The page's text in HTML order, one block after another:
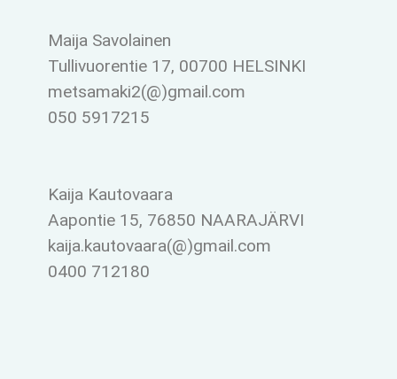
Maija Savolainen
Tullivuorentie 17, 00700 HELSINKI
metsamaki2(@)gmail.com
050 5917215
Kaija Kautovaara
Aapontie 15, 76850 NAARAJÄRVI
kaija.kautovaara(@)gmail.com
0400 712180